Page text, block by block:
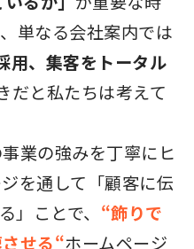
単なる会社案内では
用、集客をトータル
だと私たちは考えて
業の強みを丁寧にヒ
を通して「顧客に伝
」ことで、 “飾りで
せる“ホームページ